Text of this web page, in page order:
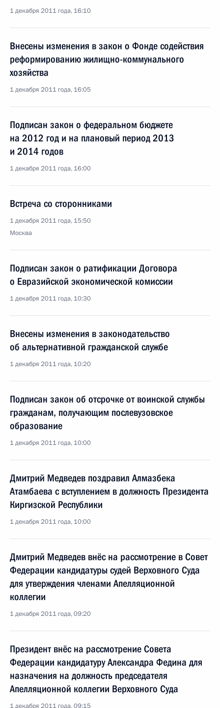
1 декабря 2011 года, 16:10
Внесены изменения в закон о Фонде содействия
реформированию жилищно-коммунального
хозяйства
1 декабря 2011 года, 16:05
Подписан закон о федеральном бюджете
на 2012 год и на плановый период 2013
и 2014 годов
1 декабря 2011 года, 16:00
Встреча со сторонниками
1 декабря 2011 года, 15:50
Москва
Подписан закон о ратификации Договора
о Евразийской экономической комиссии
1 декабря 2011 года, 10:30
Внесены изменения в законодательство
об альтернативной гражданской службе
1 декабря 2011 года, 10:20
Подписан закон об отсрочке от воинской службы
гражданам, получающим послевузовское
образование
1 декабря 2011 года, 10:00
Дмитрий Медведев поздравил Алмазбека
Атамбаева с вступлением в должность Президента
Киргизской Республики
1 декабря 2011 года, 10:00
Дмитрий Медведев внёс на рассмотрение в Совет
Федерации кандидатуры судей Верховного Суда
для утверждения членами Апелляционной
коллегии
1 декабря 2011 года, 09:20
Президент внёс на рассмотрение Совета
Федерации кандидатуру Александра Федина для
назначения на должность председателя
Апелляционной коллегии Верховного Суда
1 декабря 2011 года, 09:15